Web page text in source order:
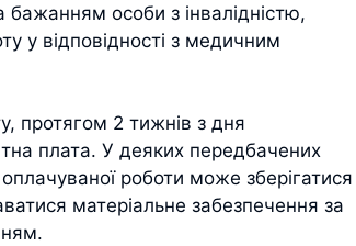
особи з інвалідністю,
у відповідності з медичним
протягом 2 тижнів з дня
плата. У деяких передбачених
роботи може зберігатися
матеріальне забезпечення за